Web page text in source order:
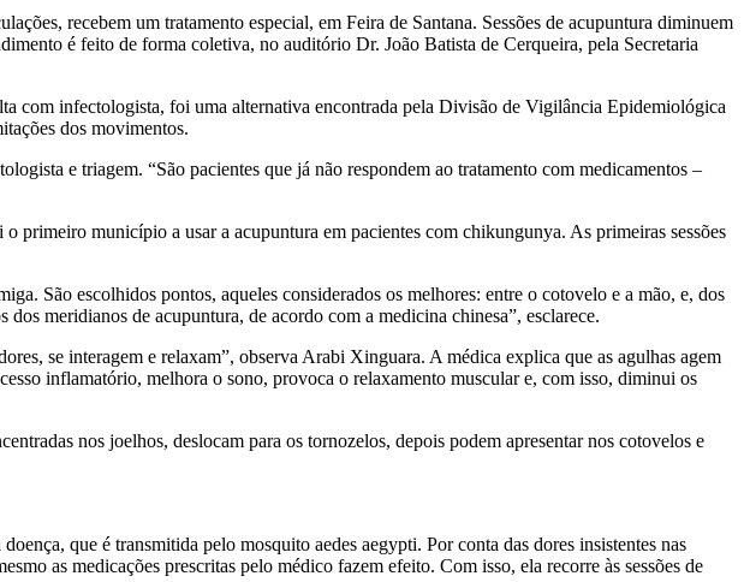
recebem um tratamento especial, em Feira de Santana. Sessões de acupuntura diminuem
é feito de forma coletiva, no auditório Dr. João Batista de Cerqueira, pela Secretaria
com infectologista, foi uma alternativa encontrada pela Divisão de Vigilância Epidemiológica
dos movimentos.
e triagem. “São pacientes que já não respondem ao tratamento com medicamentos –
primeiro município a usar a acupuntura em pacientes com chikungunya. As primeiras sessões
São escolhidos pontos, aqueles considerados os melhores: entre o cotovelo e a mão, e, dos
meridianos de acupuntura, de acordo com a medicina chinesa”, esclarece.
se interagem e relaxam”, observa Arabi Xinguara. A médica explica que as agulhas agem
inflamatório, melhora o sono, provoca o relaxamento muscular e, com isso, diminui os
nos joelhos, deslocam para os tornozelos, depois podem apresentar nos cotovelos e
que é transmitida pelo mosquito aedes aegypti. Por conta das dores insistentes nas
as medicações prescritas pelo médico fazem efeito. Com isso, ela recorre às sessões de